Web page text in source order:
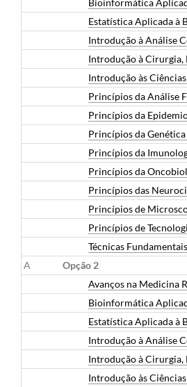
Bioinformática
Estatística Aplicada à
Introdução à Análise
Introdução à Cirurgia,
Introdução às
Princípios da Análise
Princípios da
Princípios da
Princípios da
Princípios da
Princípios das
Princípios de
Princípios de
Técnicas
A
Opção 2
Avanços na Medicina
Bioinformática
Estatística Aplicada à
Introdução à Análise
Introdução à Cirurgia,
Introdução às